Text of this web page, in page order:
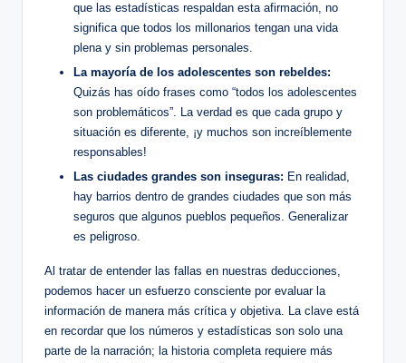
que las estadísticas respaldan esta afirmación, no
significa que todos los millonarios tengan una vida
plena y sin problemas personales.
La mayoría de los adolescentes son rebeldes:
Quizás has oído frases como “todos los adolescentes
son problemáticos”. La verdad es que cada grupo y
situación es diferente, ¡y muchos son increíblemente
responsables!
Las ciudades grandes son inseguras: En realidad,
hay barrios dentro de grandes ciudades que son más
seguros que algunos pueblos pequeños. Generalizar
es peligroso.
Al tratar de entender las fallas en nuestras deducciones,
podemos hacer un esfuerzo consciente por evaluar la
información de manera más crítica y objetiva. La clave está
en recordar que los números y estadísticas son solo una
parte de la narración; la historia completa requiere más